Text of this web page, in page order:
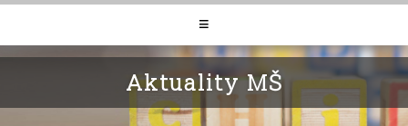
≡
Školní jídelna
Školné
Aktuality MŠ